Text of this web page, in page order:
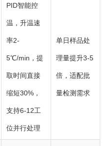
PID智能控
温，升温速
率2-
5℃/min，提
取时间直接
缩短30%，
支持6-12工
位并行处理
单日样品处
理量提升3-5
倍，适配批
量检测需求